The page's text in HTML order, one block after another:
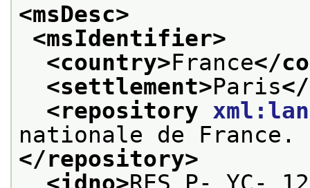
<msDesc>
<msIdentifier>
<country>France</
<settlement>Paris
<repository
nationale de
</repository>